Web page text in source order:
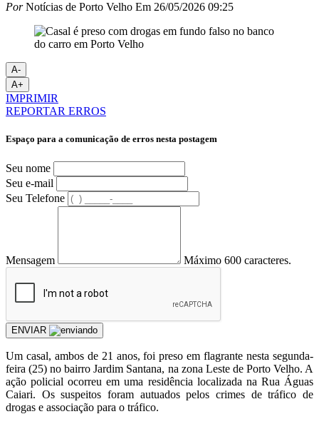
PorNotícias de Porto Velho Em 26/05/2026 09:25
A-
A+
IMPRIMIR
REPORTAR ERROS
Espaço para a comunicação de erros nesta postagem
Seu nome
Seu e-mail
Seu Telefone
Mensagem Máximo 600 caracteres.
ENVIAR
Um casal, ambos de 21 anos, foi preso em flagrante nesta segunda-
feira (25) no bairro Jardim Santana, na zona Leste de Porto Velho. A
ação policial ocorreu em uma residência localizada na Rua Águas
Caiari. Os suspeitos foram autuados pelos crimes de tráfico de
drogas e associação para o tráfico.